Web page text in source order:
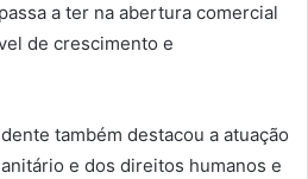
a ter na abertura comercial
de crescimento e
também destacou a atuação
e dos direitos humanos e